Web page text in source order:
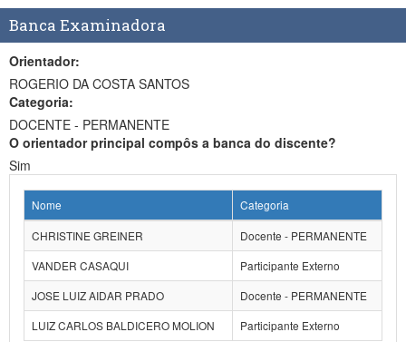
Banca Examinadora
Orientador:
ROGERIO DA COSTA SANTOS
Categoria:
DOCENTE - PERMANENTE
O orientador principal compôs a banca do discente?
Sim
Nome
Categoria
CHRISTINE GREINER
Docente - PERMANENTE
VANDER CASAQUI
Participante Externo
JOSE LUIZ AIDAR PRADO
Docente - PERMANENTE
LUIZ CARLOS BALDICERO MOLION
Participante Externo